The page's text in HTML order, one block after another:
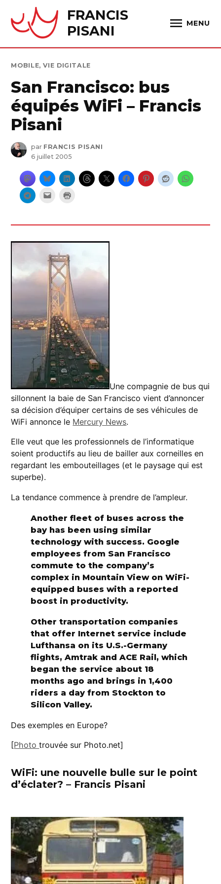
content
FRANCIS
PISANI
MENU
PUBLIÉ
MOBILE,VIE DIGITALE
San Francisco: bus
équipés WiFi – Francis
Pisani
par FRANCIS PISANI
6 juillet 2005
Une compagnie de bus qui
sillonnent la baie de San Francisco vient d’annoncer
sa décision d’équiper certains de ses véhicules de
WiFi annonce le Mercury News.
Elle veut que les professionnels de l’informatique
soient productifs au lieu de bailler aux corneilles en
regardant les embouteillages (et le paysage qui est
superbe).
La tendance commence à prendre de l’ampleur.
Another fleet of buses across the
bay has been using similar
technology with success. Google
employees from San Francisco
commute to the company’s
complex in Mountain View on WiFi-
equipped buses with a reported
boost in productivity.
Other transportation companies
that offer Internet service include
Lufthansa on its U.S.-Germany
flights, Amtrak and ACE Rail, which
began the service about 18
months ago and brings in 1,400
riders a day from Stockton to
Silicon Valley.
Des exemples en Europe?
[Phototrouvée sur Photo.net]
WiFi: une nouvelle bulle sur le point
d’éclater? – Francis Pisani